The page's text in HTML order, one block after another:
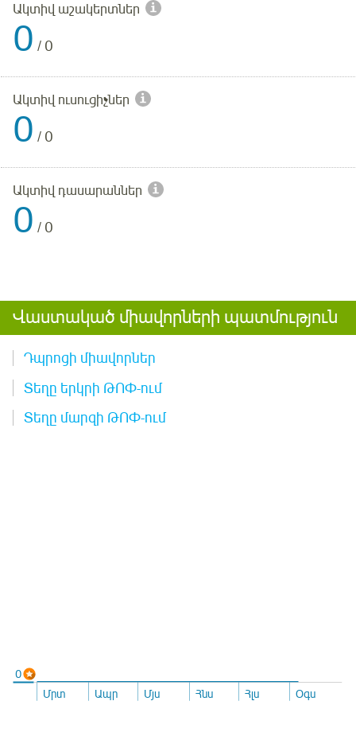
Ակտիվ աշակերտներ
0 / 0
Ակտիվ ուսուցիչներ
0 / 0
Ակտիվ դասարաններ
0 / 0
Վաստակած միավորների պատմություն
Դպրոցի միավորներ
Տեղը երկրի ԹՈՓ-ում
Տեղը մարզի ԹՈՓ-ում
Մրտ Ապր Մյս Հնս Հլս Օգս
0